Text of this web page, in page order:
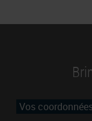
Vos